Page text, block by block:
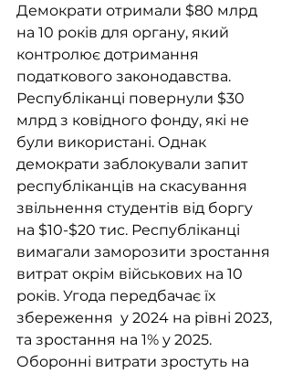
Демократи отримали $80 млрд
на 10 років для органу, який
контролює дотримання
податкового законодавства.
Республіканці повернули $30
млрд з ковідного фонду, які не
були використані. Однак
демократи заблокували запит
республіканців на скасування
звільнення студентів від боргу
на $10-$20 тис. Республіканці
вимагали заморозити зростання
витрат окрім військових на 10
років. Угода передбачає їх
збереження  у 2024 на рівні 2023,
та зростання на 1% у 2025.
Оборонні витрати зростуть на